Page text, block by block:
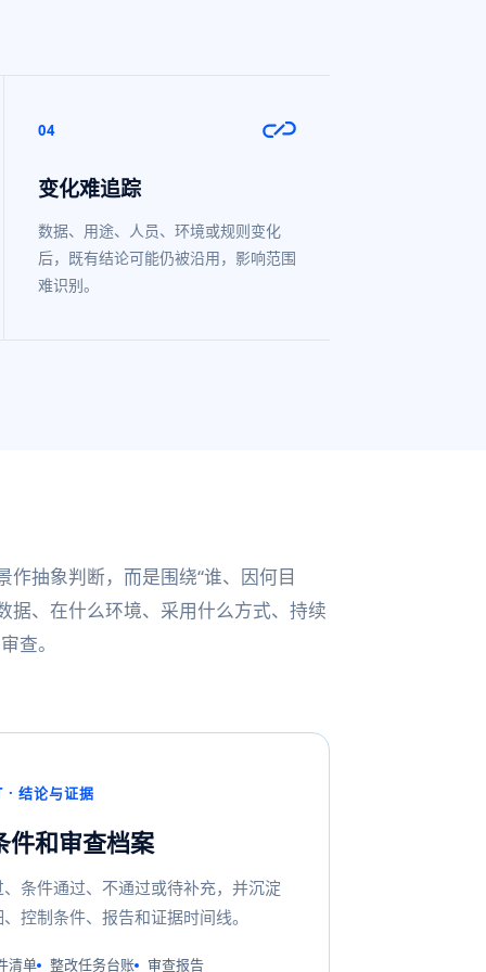
04
变化难追踪
数据、用途、人员、环境或规则变化
后，既有结论可能仍被沿用，影响范围
难识别。
作抽象判断，而是围绕“谁、因何目
据、在什么环境、采用什么方式、持续
查。
· 结论与证据
件和审查档案
条件通过、不通过或待补充，并沉淀
控制条件、报告和证据时间线。
清单 整改任务台账
审查报告